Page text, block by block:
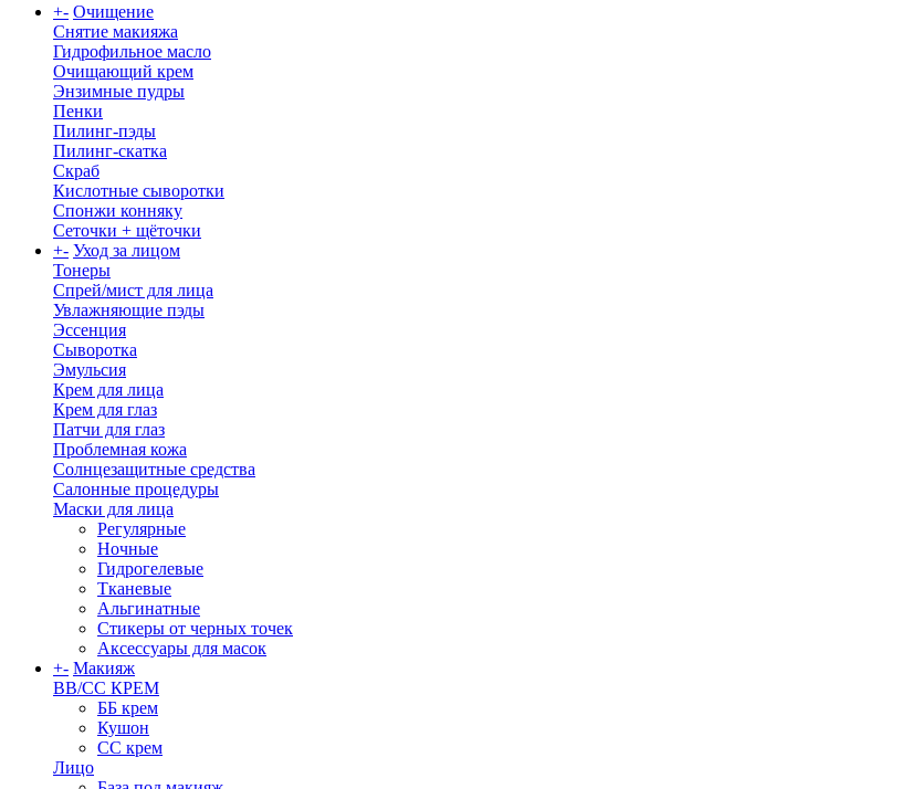
+- Очищение
Снятие макияжа
Гидрофильное масло
Очищающий крем
Энзимные пудры
Пенки
Пилинг-пэды
Пилинг-скатка
Скраб
Кислотные сыворотки
Спонжи конняку
Сеточки + щёточки
+- Уход за лицом
Тонеры
Спрей/мист для лица
Увлажняющие пэды
Эссенция
Сыворотка
Эмульсия
Крем для лица
Крем для глаз
Патчи для глаз
Проблемная кожа
Солнцезащитные средства
Салонные процедуры
Маски для лица
Регулярные
Ночные
Гидрогелевые
Тканевые
Альгинатные
Стикеры от черных точек
Аксессуары для масок
+- Макияж
BB/CC КРЕМ
ББ крем
Кушон
СС крем
Лицо